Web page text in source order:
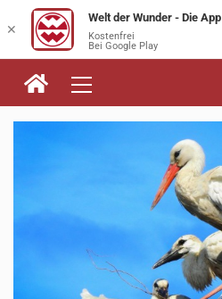
Zum
Inhalt
springen
✕
Welt der Wunder - Die App
Kostenfrei
Bei Google Play